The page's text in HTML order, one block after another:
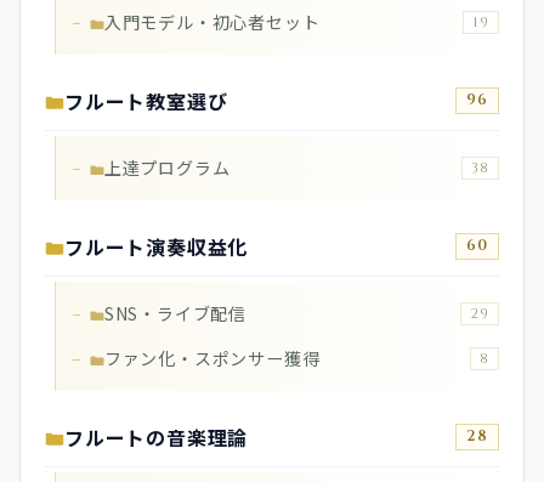
入門モデル・初心者セット 19
フルート教室選び 96
上達プログラム 38
フルート演奏収益化 60
SNS・ライブ配信 29
ファン化・スポンサー獲得 8
フルートの音楽理論 28